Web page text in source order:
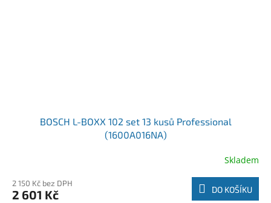
BOSCH L-BOXX 102 set 13 kusů Professional
(1600A016NA)
Skladem
2 150 Kč bez DPH
2 601 Kč DO KOŠÍKU